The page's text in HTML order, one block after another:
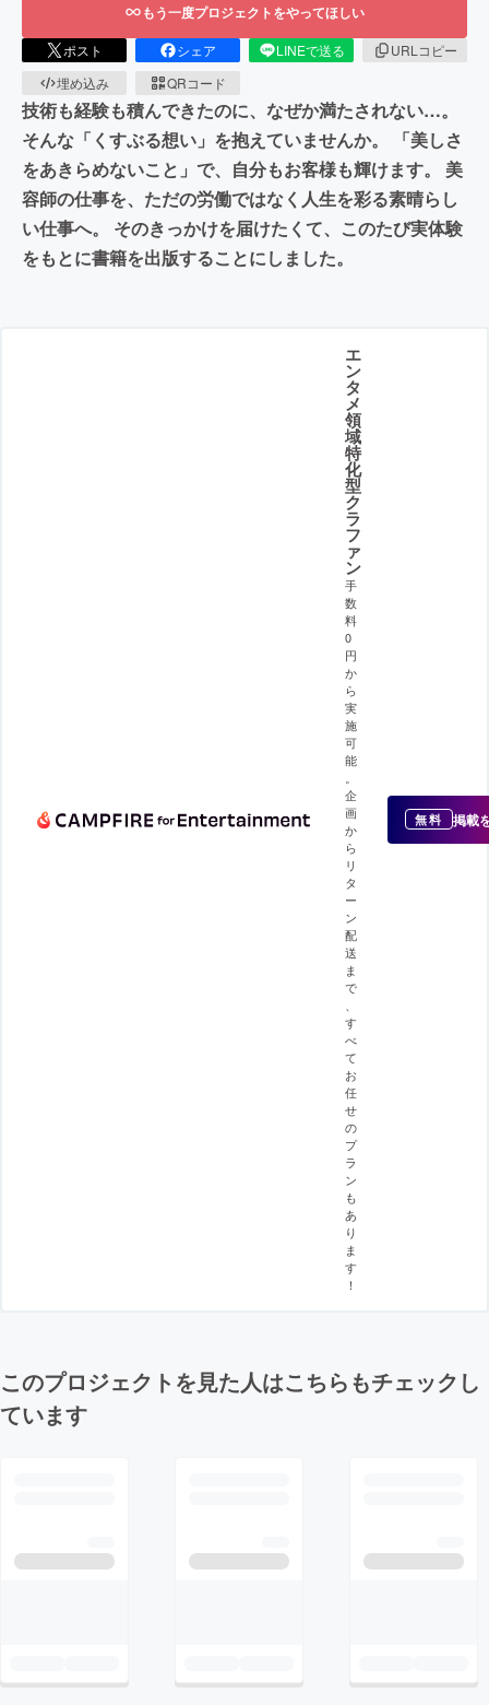
もう一度プロジェクトをやってほしい
ポスト シェア LINEで送る
URLコピー
埋め込み
QRコード
技術も経験も積んできたのに、なぜか満たされない…。
そんな「くすぶる想い」を抱えていませんか。 「美しさ
をあきらめないこと」で、自分もお客様も輝けます。 美
容師の仕事を、ただの労働ではなく人生を彩る素晴らし
い仕事へ。 そのきっかけを届けたくて、このたび実体験
をもとに書籍を出版することにしました。
エ
ン
タ
メ
領
域
特
化
型
ク
ラ
フ
ァ
ン
手
数
料
0
円
か
ら
実
施
可
能
企
画
か
ら
リ
タ
ー
ン
配
送
ま
で
す
べ
て
お
任
せ
の
プ
ラ
ン
も
あ
り
ま
す
！
無料 掲載
このプロジェクトを見た人はこちらもチェックし
ています